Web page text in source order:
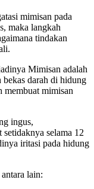
mimisan pada
maka langkah
tindakan
Mimisan adalah
bekas darah di hidung
membuat mimisan
ingus,
selama 12
iritasi pada hidung
lain: